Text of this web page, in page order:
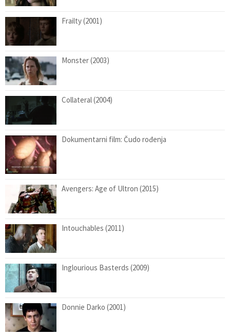
Frailty (2001)
Monster (2003)
Collateral (2004)
Dokumentarni film: Čudo rođenja
Avengers: Age of Ultron (2015)
Intouchables (2011)
Inglourious Basterds (2009)
Donnie Darko (2001)